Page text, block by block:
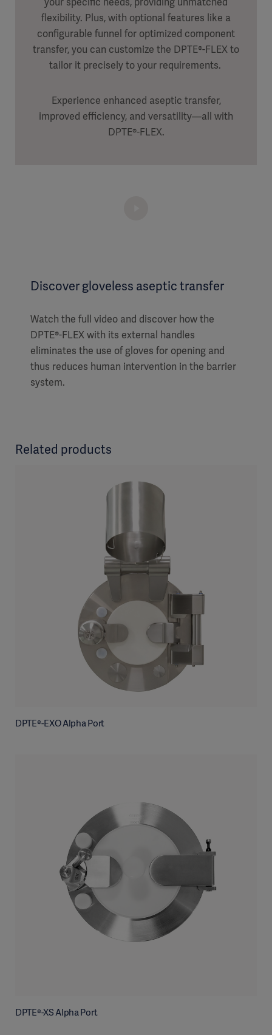
flexibility. Plus, with optional features like a
configurable funnel for optimized component
transfer, you can customize the DPTE®-FLEX to
tailor it precisely to your requirements.
Experience enhanced aseptic transfer,
improved efficiency, and versatility—all with
DPTE®-FLEX.
Discover gloveless aseptic transfer
Watch the full video and discover how the
DPTE®-FLEX with its external handles
eliminates the use of gloves for opening and
thus reduces human intervention in the barrier
system.
Related products
DPTE®-EXO Alpha Port
DPTE®-XS Alpha Port